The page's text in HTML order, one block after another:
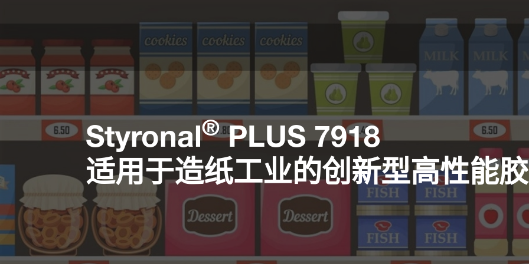
Styronal®PLUS 7918
适用于造纸工业的创新型高性能